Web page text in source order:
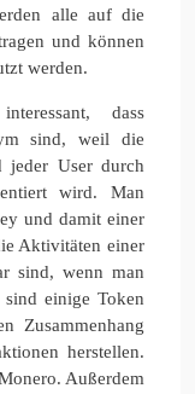
alle auf die
und können
werden.
dass
sind, weil die
jeder User durch
wird. Man
und damit einer
Aktivitäten einer
sind, wenn man
einige Token
Zusammenhang
herstellen.
Außerdem